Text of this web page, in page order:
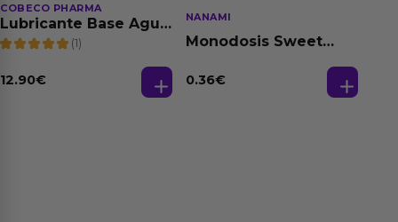
COBECO PHARMA
Lubricante Base Agua
100% Natural 125 ml
(1)
12.90€
NANAMI
Monodosis Sweet
0.36€